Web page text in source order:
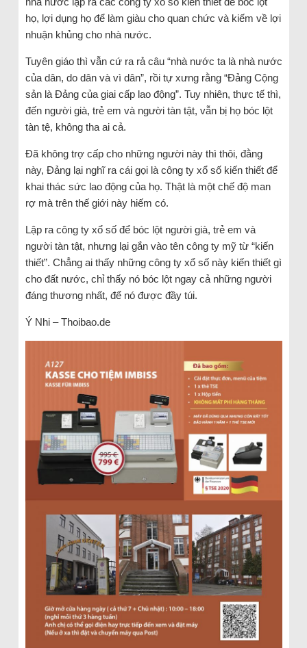
họ, lợi dụng họ để làm giàu cho quan chức và kiếm về lợi
nhuận khủng cho nhà nước.
Tuyên giáo thì vẫn cứ ra rả câu “nhà nước ta là nhà nước
của dân, do dân và vì dân”, rồi tự xưng rằng “Đảng Cộng
sản là Đảng của giai cấp lao động”. Tuy nhiên, thực tế thì,
đến người già, trẻ em và người tàn tật, vẫn bị họ bóc lột
tàn tệ, không tha ai cả.
Đã không trợ cấp cho những người này thì thôi, đằng
này, Đảng lại nghĩ ra cái gọi là công ty xổ số kiến thiết để
khai thác sức lao động của họ. Thật là một chế độ man
rợ mà trên thế giới này hiếm có.
Lập ra công ty xổ số để bóc lột người già, trẻ em và
người tàn tật, nhưng lại gắn vào tên công ty mỹ từ “kiến
thiết”. Chẳng ai thấy những công ty xổ số này kiến thiết gì
cho đất nước, chỉ thấy nó bóc lột ngay cả những người
đáng thương nhất, để nó được đầy túi.
Ý Nhi – Thoibao.de